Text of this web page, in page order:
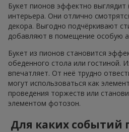
Букет пионов эффектно выглядит
интерьера. Они отлично
декора. Выгодно подчёркивают
добавляют в помещение особую
Букет из пионов становится
обеденного стола или гостиной.
впечатляет. От неё трудно
могут использоваться как
проведения торжеств или
элементом фотозон.
Для каких событий